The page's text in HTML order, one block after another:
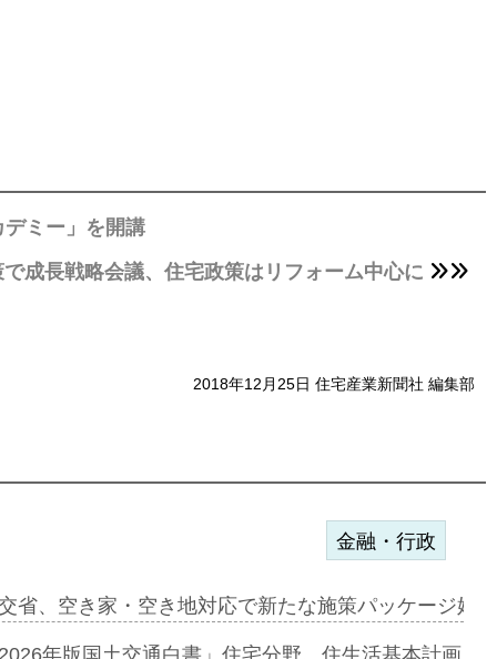
ミー」を開講
成長戦略会議、住宅政策はリフォーム中心に
2018年12月25日 住宅産業新聞社 編集部
サー契約…
起用…
金融・行政
省、空き家・空き地対応で新たな施策パッケージ始
年版国土交通白書」住宅分野、住生活基本計画を